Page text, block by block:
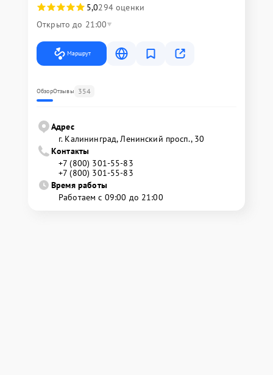
5,0294 оценки
Открыто до 21:00
Маршрут
ОбзорОтзывы 354
Адрес
г. Калининград, Ленинский просп., 30
Контакты
+7 (800) 301-55-83
+7 (800) 301-55-83
Время работы
Работаем с 09:00 до 21:00